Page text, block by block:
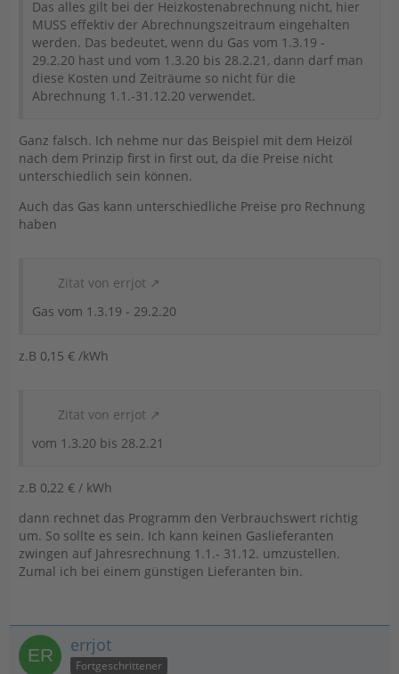
Das alles gilt bei der Heizkostenabrechnung nicht, hier
MUSS effektiv der Abrechnungszeitraum eingehalten
werden. Das bedeutet, wenn du Gas vom 1.3.19 -
29.2.20 hast und vom 1.3.20 bis 28.2.21, dann darf man
diese Kosten und Zeiträume so nicht für die
Abrechnung 1.1.-31.12.20 verwendet.
Ganz falsch. Ich nehme nur das Beispiel mit dem Heizöl
nach dem Prinzip first in first out, da die Preise nicht
unterschiedlich sein können.
Auch das Gas kann unterschiedliche Preise pro Rechnung
haben
Zitat von errjot
Gas vom 1.3.19 - 29.2.20
z.B 0,15 € /kWh
Zitat von errjot
vom 1.3.20 bis 28.2.21
z.B 0,22 € / kWh
dann rechnet das Programm den Verbrauchswert richtig
um. So sollte es sein. Ich kann keinen Gaslieferanten
zwingen auf Jahresrechnung 1.1.- 31.12. umzustellen.
Zumal ich bei einem günstigen Lieferanten bin.
errjot
Fortgeschrittener